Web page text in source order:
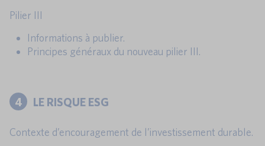
Pilier III
Informations à publier.
Principes généraux du nouveau pilier III.
4 LE RISQUE ESG
Contexte d’encouragement de l’investissement durable.